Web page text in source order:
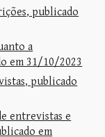
publicado
a
em 31/10/2023
publicado
entrevistas e
em